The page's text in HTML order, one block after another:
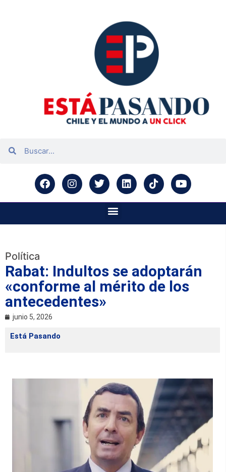
Política
Rabat: Indultos se adoptarán
«conforme al mérito de los
antecedentes»
junio 5, 2026
Está Pasando